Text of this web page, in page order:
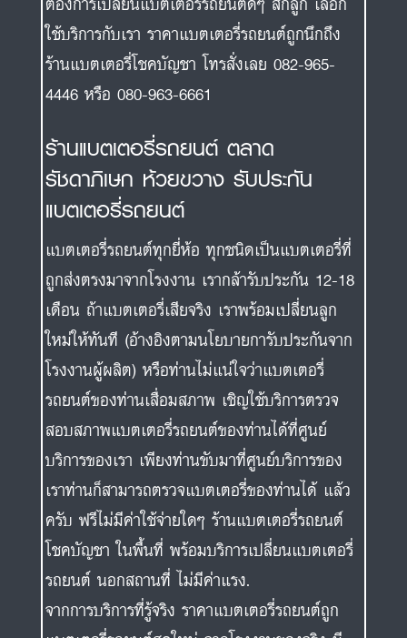
ใช้บริการกับเรา ราคาแบตเตอรี่รถยนต์ถูกนึกถึง
ร้านแบตเตอรี่โชคบัญชา โทรสั่งเลย 082-965-
4446 หรือ 080-963-6661
ร้านแบตเตอรี่รถยนต์ ตลาด
รัชดาภิเษก ห้วยขวาง รับประกัน
แบตเตอรี่รถยนต์
แบตเตอรี่รถยนต์ทุกยี่ห้อ ทุกชนิดเป็นแบตเตอรี่ที่
ถูกส่งตรงมาจากโรงงาน เรากล้ารับประกัน 12-18
เดือน ถ้าแบตเตอรี่เสียจริง เราพร้อมเปลี่ยนลูก
ใหม่ให้ทันที (อ้างอิงตามนโยบายการับประกันจาก
โรงงานผู้ผลิต) หรือท่านไม่แน่ใจว่าแบตเตอรี่
รถยนต์ของท่านเสื่อมสภาพ เชิญใช้บริการตรวจ
สอบสภาพแบตเตอรี่รถยนต์ของท่านได้ที่ศูนย์
บริการของเรา เพียงท่านขับมาที่ศูนย์บริการของ
เราท่านก็สามารถตรวจแบตเตอรี่ของท่านได้ แล้ว
ครับ ฟรีไม่มีค่าใช้จ่ายใดๆ ร้านแบตเตอรี่รถยนต์
โชคบัญชา ในพื้นที่ พร้อมบริการเปลี่ยนแบตเตอรี่
รถยนต์ นอกสถานที่ ไม่มีค่าแรง.
จากการบริการที่รู้จริง ราคาแบตเตอรี่รถยนต์ถูก